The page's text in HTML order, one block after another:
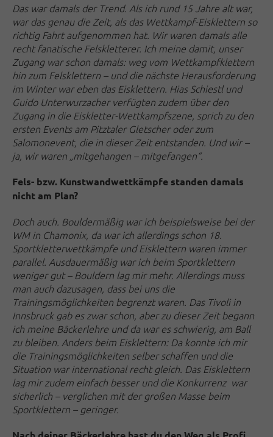
Das war damals der Trend. Als ich rund 15 Jahre alt war,
war das genau die Zeit, als das Wettkampf-Eisklettern so
richtig Fahrt aufgenommen hat. Wir waren damals alle
recht fanatische Felskletterer. Ich meine damit, unser
Zugang war schon damals: weg vom Wettkampfklettern
hin zum Felsklettern – und die nächste Herausforderung
im Winter war eben das Eisklettern. Hias Schiestl und
Guido Unterwurzacher verfügten zudem über den
Zugang in die Eiskletter-Wettkampfszene, sprich zu den
ersten Events am Pitztaler Gletscher oder zum
Salomonevent, die in dieser Zeit entstanden. Und wir –
ja, wir waren „mitgehangen – mitgefangen“.
Fels- bzw. Kunstwandwettkämpfe standen damals
nicht am Plan?
Doch auch. Bouldermäßig war ich beispielsweise bei der
WM in Chamonix, da war ich allerdings schon 18.
Sportkletterwettkämpfe und Eisklettern waren immer
parallel. Ausdauermäßig war ich beim Sportklettern
weniger gut – Bouldern lag mir mehr. Allerdings muss
man auch dazusagen, dass bei uns die
Trainingsmöglichkeiten begrenzt waren. Das Tivoli in
Innsbruck gab es zwar schon, aber zu dieser Zeit begann
ich meine Bäckerlehre und da war es schwierig, am Ball
zu bleiben. Anders beim Eisklettern: Da konnte ich mir
die Trainingsmöglichkeiten selber schaffen und die
Situation war international recht gleich. Das Eisklettern
lag mir zudem einfach besser und die Konkurrenz war
sicherlich – verglichen mit der großen Masse beim
Sportklettern – geringer.